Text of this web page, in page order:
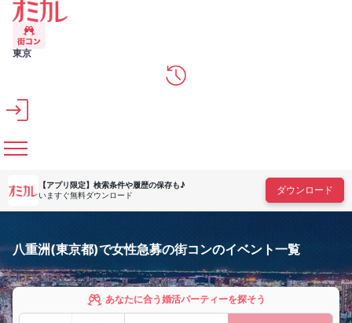
メインコンテンツへスキップ
東京
【アプリ限定】 検索条件や履歴の保存も♪
いますぐ無料ダウンロード
ダウンロード
八重洲(東京都)で女性急募の街コンのイベント一覧
あなたに合う婚活パーティーを探そう